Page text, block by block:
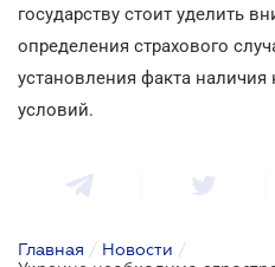
государству стоит уделить
определения страхового
установления факта
условий.
Главная / Новости /